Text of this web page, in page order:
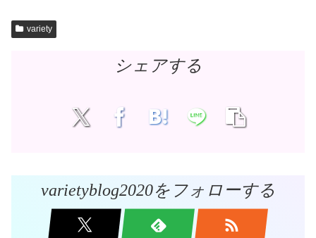
variety
シェアする
varietyblog2020をフォローする